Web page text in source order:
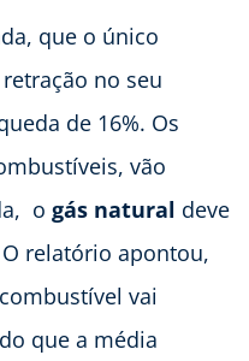
que o único
no seu
de 16%. Os
vão
o gás natural deve
O relatório apontou,
vai
que a média